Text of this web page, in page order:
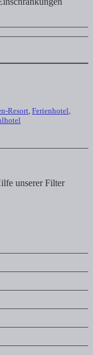
Resort Ferienhotel
unserer Filter